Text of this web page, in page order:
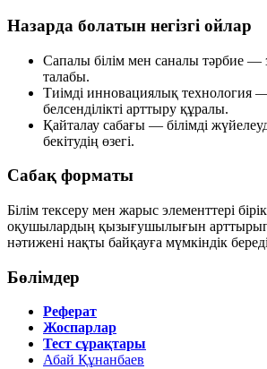
Назарда болатын негізгі ойлар
Сапалы білім мен саналы тәрбие —
талабы.
Тиімді инновациялық
белсенділікті арттыру құралы.
Қайталау сабағы — білімді
бекітудің өзегі.
Сабақ форматы
Білім тексеру мен жарыс элементтері
оқушылардың қызығушылығын
нәтижені нақты байқауға мүмкіндік
Бөлімдер
Реферат
Жоспарлар
Тест сұрақтары
Абай Құнанбаев